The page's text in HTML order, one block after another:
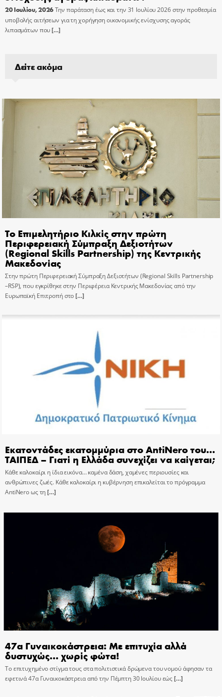
20 Ιουλίου, 2026Την παράταση έως και την 31 Ιουλίου 2026 στην προθεσμία
υποβολής αιτήσεων για τη χορήγηση οικονομικής ενίσχυσης αγοράς
λιπασμάτων που[…]
Δείτε ακόμα
Το Επιμελητήριο Κιλκίς στην πρώτη
Περιφερειακή Σύμπραξη Δεξιοτήτων
(Regional Skills Partnership) της Κεντρικής
Μακεδονίας
Στην πρώτη Περιφερειακή Σύμπραξη Δεξιοτήτων (Regional Skills Partnership
–RSP), που εγκρίθηκε στην Περιφέρεια Κεντρικής Μακεδονίας από την
Ευρωπαϊκή Επιτροπή στο[…]
Εκατοντάδες εκατομμύρια στο AntiNero του…
ΤΑΙΠΕΔ – Γιατί η Ελλάδα συνεχίζει να καίγεται;
Κάθε καλοκαίρι η ίδια εικόνα… καμένα δάση, χαμένες περιουσίες και
ανθρώπινες ζωές. Κάθε καλοκαίρι η κυβέρνηση επικαλείται το πρόγραμμα
AntiNero ως τη[…]
47α Γυναικοκάστρεια: Με επιτυχία αλλά
δυστυχώς… χωρίς φώτα!
Το επιτυχημένο στίγμα τους στα πολιτιστικά δρώμενα του νομού άφησαν τα
εφετινά 47α Γυναικοκάστρεια από την Πέμπτη 30 Ιουλίου εώς[…]